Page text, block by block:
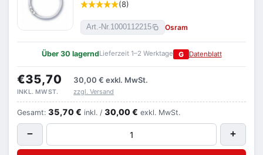
(8)
Art.-Nr.1000112215 Osram
Über 30 lagerndLieferzeit 1–2 Werktage G Datenblatt
€35,70 30,00 € exkl. MwSt.
INKL. MWST. zzgl. Versand
Gesamt: 35,70 € inkl. / 30,00 € exkl. MwSt.
− +